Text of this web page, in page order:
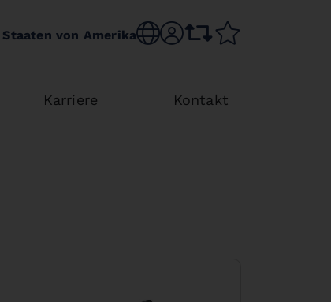
von Amerika Choose language
sr.accountcomparison list
Karriere Kontakt